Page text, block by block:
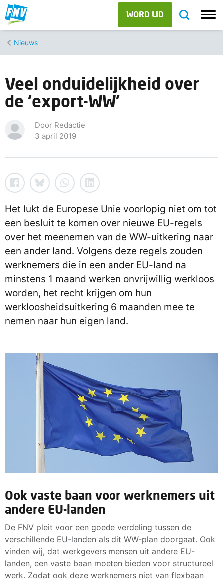
WORD LID
Nieuws
Veel onduidelijkheid over
de ‘export-WW’
Door Redactie
3 april 2019
Het lukt de Europese Unie voorlopig niet om tot
een besluit te komen over nieuwe EU-regels
over het meenemen van de WW-uitkering naar
een ander land. Volgens deze regels zouden
werknemers die in een ander EU-land na
minstens 1 maand werken onvrijwillig werkloos
worden, het recht krijgen om hun
werkloosheidsuitkering 6 maanden mee te
nemen naar hun eigen land.
Ook vaste baan voor werknemers uit
andere EU-landen
De FNV pleit voor een goede verdeling tussen de
verschillende EU-landen als dit WW-plan doorgaat. Ook
vinden wij, dat werkgevers mensen uit andere EU-
landen, een vaste baan moeten bieden voor structureel
werk. Zodat ook deze werknemers niet van flexbaan